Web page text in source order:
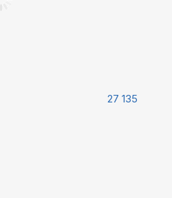
27 135